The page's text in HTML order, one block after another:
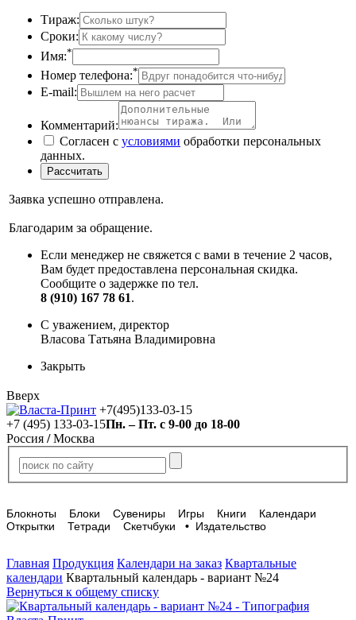
Тираж:
Сроки:
Имя:*
Номер телефона:*
E-mail:
Комментарий:
Согласен с условиями обработки персональных
данных.
Заявка успешно отправлена.
Благодарим за обращение.
Если менеджер не свяжется с вами в течение 2 часов,
Вам будет предоставлена персональная скидка.
Сообщите о задержке по тел.
8 (910) 167 78 61.
С уважением, директор
Власова Татьяна Владимировна
Закрыть
Вверх
+7(495)133-03-15
+7 (495) 133-03-15Пн. – Пт. с 9-00 до 18-00
Россия / Москва
Блокноты Блоки Сувениры Игры Книги
Календари
Открытки
Тетради Скетчбуки • Издательство
Главная Продукция Календари на заказ Квартальные
календари Квартальный календарь - вариант №24
Вернуться к общему списку